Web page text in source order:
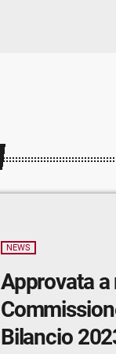
NEWS
Approvata
Bilancio